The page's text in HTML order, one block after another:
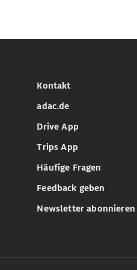
Kontakt
adac.de
Drive App
Trips App
Häufige Fragen
Feedback geben
Newsletter abonnieren